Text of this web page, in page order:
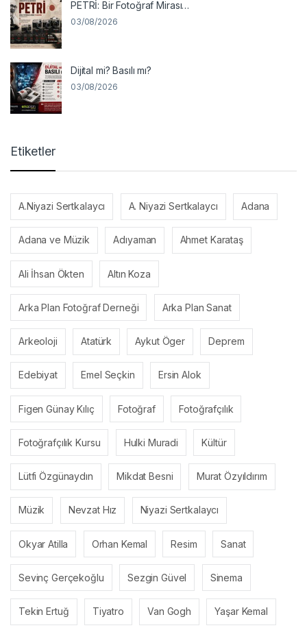
PETRİ: Bir Fotoğraf Mirası…
03/08/2026
Dijital mi? Basılı mı?
03/08/2026
Etiketler
A.Niyazi Sertkalaycı A. Niyazi Sertkalaycı Adana
Adana ve Müzik Adıyaman Ahmet Karataş
Ali İhsan Ökten Altın Koza
Arka Plan Fotoğraf Derneği Arka Plan Sanat
Arkeoloji Atatürk Aykut Öger Deprem
Edebiyat Emel Seçkin Ersin Alok
Figen Günay Kılıç Fotoğraf Fotoğrafçılık
Fotoğrafçılık Kursu Hulki Muradi Kültür
Lütfi Özgünaydın Mikdat Besni Murat Özyıldırım
Müzik Nevzat Hız Niyazi Sertkalaycı
Okyar Atilla Orhan Kemal Resim Sanat
Sevinç Gerçekoğlu Sezgin Güvel Sinema
Tekin Ertuğ Tiyatro Van Gogh Yaşar Kemal